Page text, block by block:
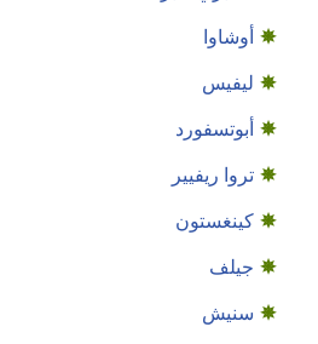
أوشاوا
ليفيس
أبوتسفورد
تروا ريفيير
كينغستون
جيلف
سنيش